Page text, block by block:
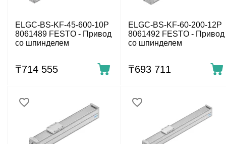
ELGC-BS-KF-45-600-10P
8061489 FESTO - Привод
со шпинделем
₸714 555
ELGC-BS-KF-60-200-12P
8061492 FESTO - Привод
со шпинделем
₸693 711